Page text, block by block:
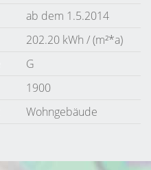
ab dem 1.5.2014
202.20 kWh / (m²*a)
G
1900
Wohngebäude